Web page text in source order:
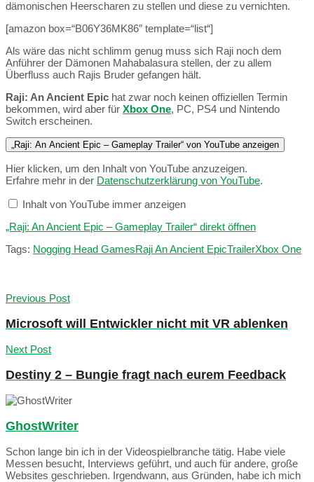
dämonischen Heerscharen zu stellen und diese zu vernichten.
[amazon box=“B06Y36MK86″ template=“list“]
Als wäre das nicht schlimm genug muss sich Raji noch dem
Anführer der Dämonen Mahabalasura stellen, der zu allem
Überfluss auch Rajis Bruder gefangen hält.
Raji: An Ancient Epic hat zwar noch keinen offiziellen Termin
bekommen, wird aber für Xbox One, PC, PS4 und Nintendo
Switch erscheinen.
„Raji: An Ancient Epic – Gameplay Trailer“ von YouTube anzeigen
Hier klicken, um den Inhalt von YouTube anzuzeigen.
Erfahre mehr in der Datenschutzerklärung von YouTube.
Inhalt von YouTube immer anzeigen
„Raji: An Ancient Epic – Gameplay Trailer“ direkt öffnen
Tags: Nogging Head GamesRaji An Ancient EpicTrailerXbox One
Previous Post
Microsoft will Entwickler nicht mit VR ablenken
Next Post
Destiny 2 – Bungie fragt nach eurem Feedback
GhostWriter
Schon lange bin ich in der Videospielbranche tätig. Habe viele
Messen besucht, Interviews geführt, und auch für andere, große
Websites geschrieben. Irgendwann, aus Gründen, habe ich mich